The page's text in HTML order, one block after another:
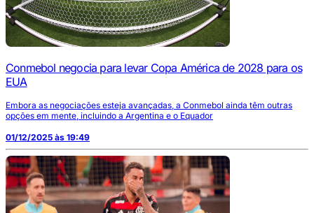
Conmebol negocia para levar Copa América de 2028 para os
EUA
Embora as negociações esteja avançadas, a Conmebol ainda têm outras
opções em mente, incluindo a Argentina e o Equador
01/12/2025 às 19:49